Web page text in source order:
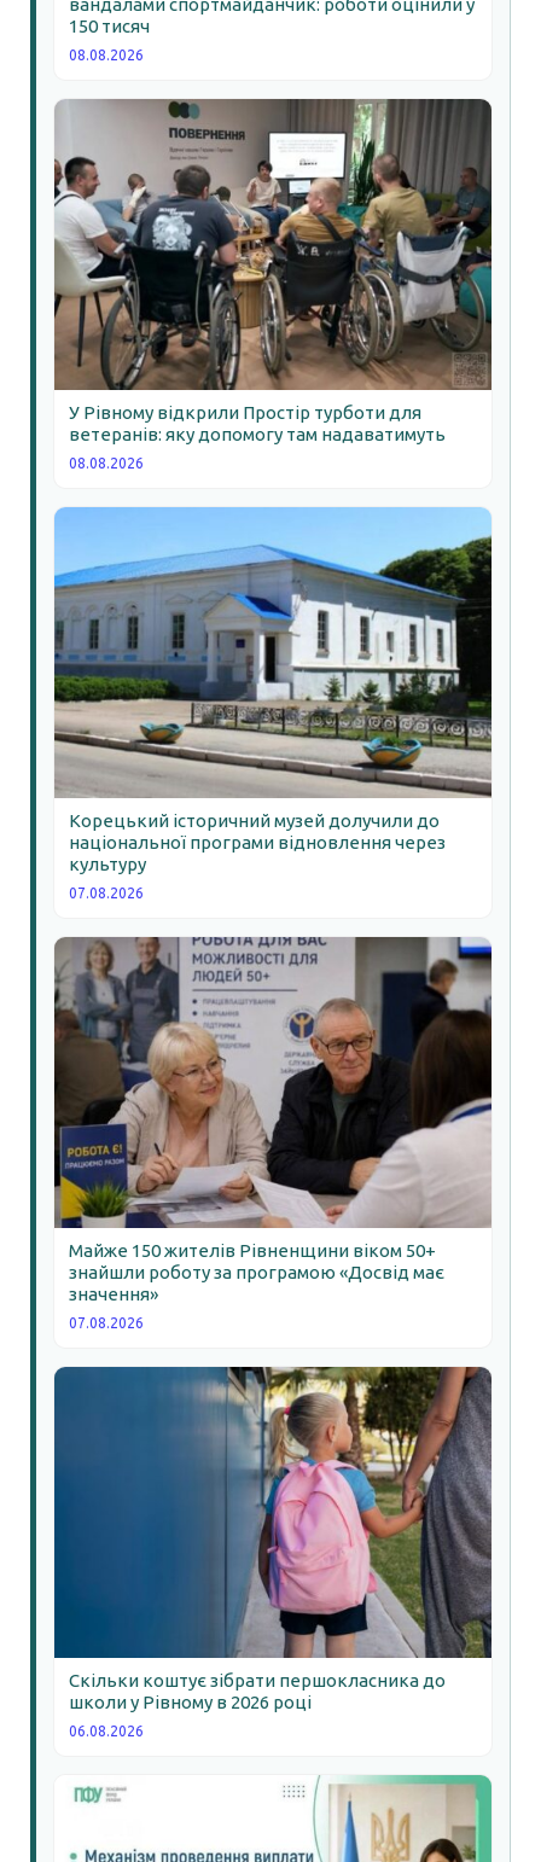
вандалами спортмайданчик: роботи оцінили у
150 тисяч
08.08.2026
У Рівному відкрили Простір турботи для
ветеранів: яку допомогу там надаватимуть
08.08.2026
Корецький історичний музей долучили до
національної програми відновлення через
культуру
07.08.2026
Майже 150 жителів Рівненщини віком 50+
знайшли роботу за програмою «Досвід має
значення»
07.08.2026
Скільки коштує зібрати першокласника до
школи у Рівному в 2026 році
06.08.2026